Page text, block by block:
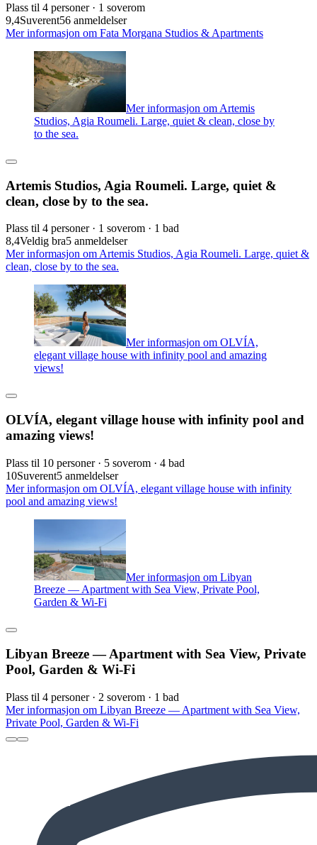
Plass til 4 personer · 1 soverom
9,4Suverent56 anmeldelser
Mer informasjon om Fata Morgana Studios & Apartments
Mer informasjon om Artemis
Studios, Agia Roumeli. Large, quiet & clean, close by
to the sea.
Artemis Studios, Agia Roumeli. Large, quiet &
clean, close by to the sea.
Plass til 4 personer · 1 soverom · 1 bad
8,4Veldig bra5 anmeldelser
Mer informasjon om Artemis Studios, Agia Roumeli. Large, quiet &
clean, close by to the sea.
Mer informasjon om OLVÍA,
elegant village house with infinity pool and amazing
views!
OLVÍA, elegant village house with infinity pool and
amazing views!
Plass til 10 personer · 5 soverom · 4 bad
10Suverent5 anmeldelser
Mer informasjon om OLVÍA, elegant village house with infinity
pool and amazing views!
Mer informasjon om Libyan
Breeze — Apartment with Sea View, Private Pool,
Garden & Wi-Fi
Libyan Breeze — Apartment with Sea View, Private
Pool, Garden & Wi-Fi
Plass til 4 personer · 2 soverom · 1 bad
Mer informasjon om Libyan Breeze — Apartment with Sea View,
Private Pool, Garden & Wi-Fi